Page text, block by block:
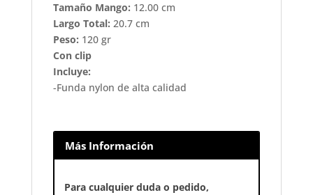
Tamaño Mango: 12.00 cm
Largo Total: 20.7 cm
Peso: 120 gr
Con clip
Incluye:
-Funda nylon de alta calidad
Más Información
Para cualquier duda o pedido,